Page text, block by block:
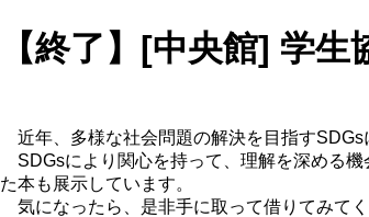
【終了】[中央館] 学
近年、多様な社会問題の解決を目指すSDGs
SDGsにより関心を持って、理解を深める機
た本も展示しています。
気になったら、是非手に取って借りてみてく